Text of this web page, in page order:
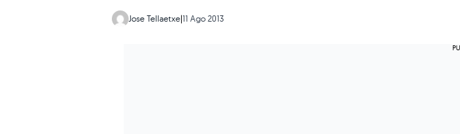
Jose Tellaetxe|11 Ago 2013